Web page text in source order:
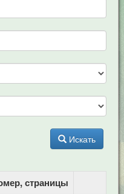
Искать
страницы